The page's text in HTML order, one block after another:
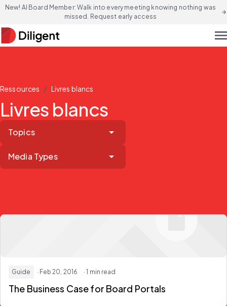
New! AI Board Member: Walk into every meeting knowing nothing was
missed. Request early access
arrow_forward
Ressources / Livres blancs
Livres blancs
Topics
Media Types
Guide · Feb 20, 2016 · 1 min read
The Business Case for Board Portals